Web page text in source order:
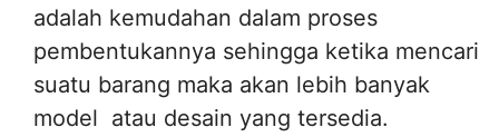
adalah kemudahan dalam proses
pembentukannya sehingga ketika mencari
suatu barang maka akan lebih banyak
model atau desain yang tersedia.